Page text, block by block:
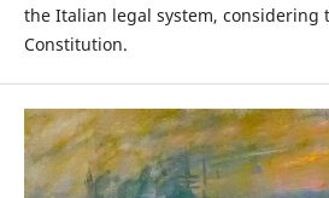
the Italian legal system, considering
Constitution.